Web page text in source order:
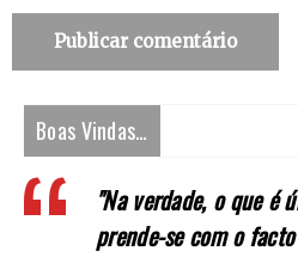
Boas Vindas…
"Na verdade, o que é
prende-se com o